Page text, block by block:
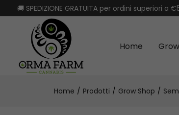
🚚 SPEDIZIONE GRATUITA per ordini superiori a
Home
Home Prodotti Grow Shop